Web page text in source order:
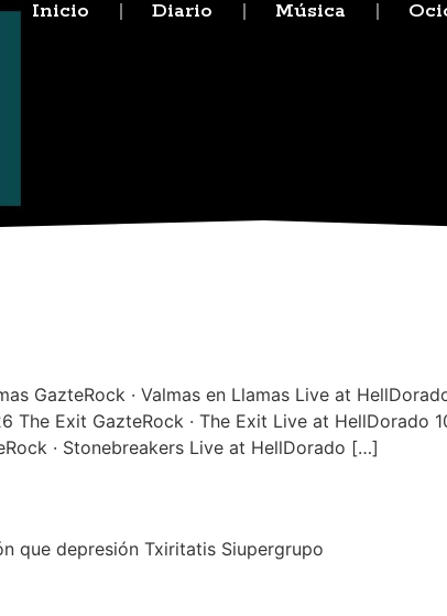
Inicio Diario Música
GazteRock · Valmas en Llamas Live at
Exit GazteRock · The Exit Live at HellDorado
· Stonebreakers Live at HellDorado […]
que depresión Txiritatis Siupergrupo